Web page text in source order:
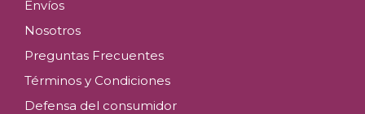
Envíos
Nosotros
Preguntas Frecuentes
Términos y Condiciones
Defensa del consumidor